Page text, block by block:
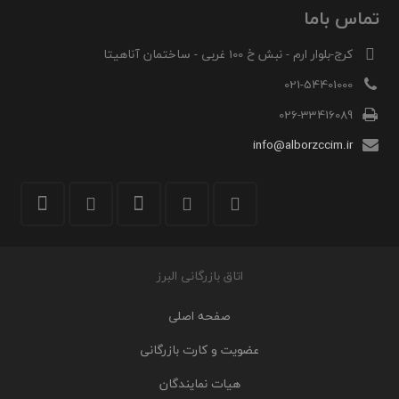
تماس باما
کرج-بلوار ارم - نبش خ 100 غربی - ساختمان آناهیتا
021-54401000
026-33416089
info@alborzccim.ir
اتاق بازرگانی البرز
صفحه اصلی
عضویت و کارت بازرگانی
هیات نمایندگان